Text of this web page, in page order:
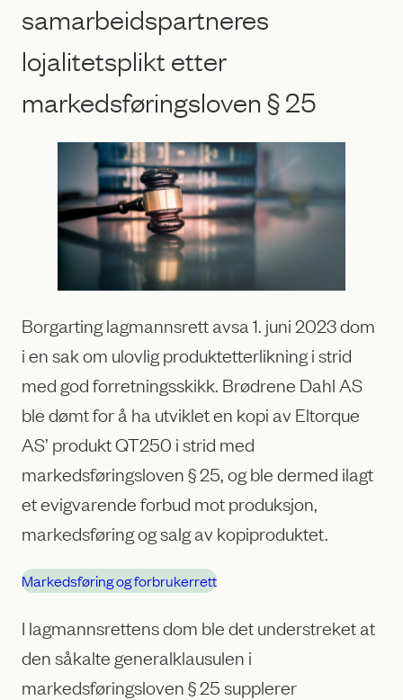
samarbeidspartneres
lojalitetsplikt etter
markedsføringsloven § 25
Borgarting lagmannsrett avsa 1. juni 2023 dom
i en sak om ulovlig produktetterlikning i strid
med god forretningsskikk. Brødrene Dahl AS
ble dømt for å ha utviklet en kopi av Eltorque
AS’ produkt QT250 i strid med
markedsføringsloven § 25, og ble dermed ilagt
et evigvarende forbud mot produksjon,
markedsføring og salg av kopiproduktet.
Markedsføring og forbrukerrett
I lagmannsrettens dom ble det understreket at
den såkalte generalklausulen i
markedsføringsloven § 25 supplerer